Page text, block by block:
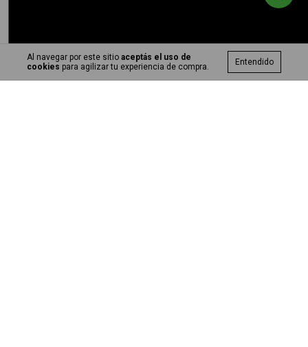
Al navegar por este sitio aceptás el uso de
cookies para agilizar tu experiencia de compra. Entendido